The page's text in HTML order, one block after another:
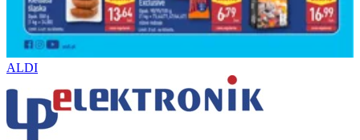
ALDI